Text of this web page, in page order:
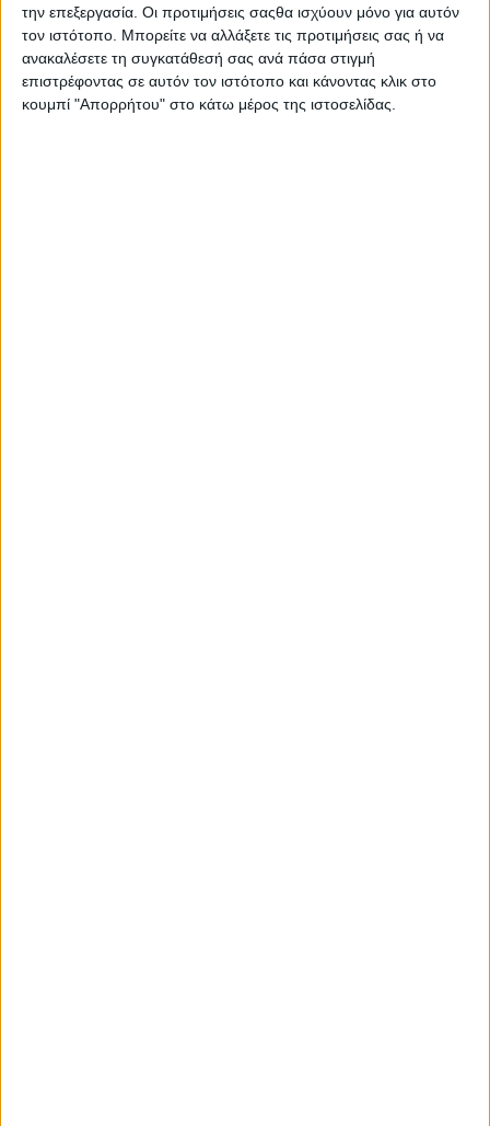
την επεξεργασία. Οι προτιμήσεις σαςθα ισχύουν μόνο για αυτόν
τον ιστότοπο. Μπορείτε να αλλάξετε τις προτιμήσεις σας ή να
ανακαλέσετε τη συγκατάθεσή σας ανά πάσα στιγμή
επιστρέφοντας σε αυτόν τον ιστότοπο και κάνοντας κλικ στο
κουμπί "Απορρήτου" στο κάτω μέρος της ιστοσελίδας.
Για την Πειραιώς, η συνεργασία με την Κρατική Ορχήστρα
Αθηνών και η υποστήριξη ενός σημαντικού
καλλιτεχνικού γεγονότος που εμπλουτίζει το εορταστικό
κλίμα και την ατμόσφαιρα των Χριστουγέννων στην πόλη,
αποτελεί μια ακόμα σημαντική δράση στο πλαίσιο του
πολύπλευρου προγράμματος Εταιρικής Υπευθυνότητας